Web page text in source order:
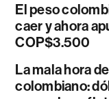
El peso
caer y ahora
COP$3.500
La mala hora
colombiano: